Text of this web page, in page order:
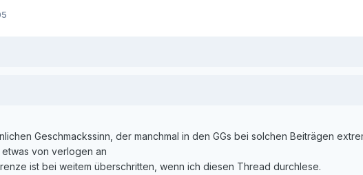
Geschmackssinn, der manchmal in den GGs bei solchen Beiträgen
von verlogen an
ist bei weitem überschritten, wenn ich diesen Thread durchlese.